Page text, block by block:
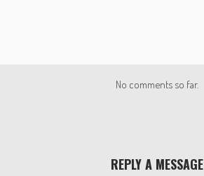
No comments so far.
REPLY A MESSAGE